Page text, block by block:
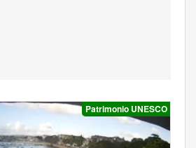
Patrimonio UNESCO